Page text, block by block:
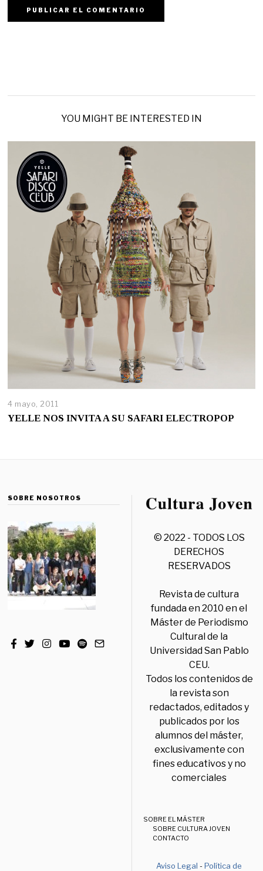
YOU MIGHT BE INTERESTED IN
4 mayo, 2011
YELLE NOS INVITA A SU SAFARI ELECTROPOP
SOBRE NOSOTROS
© 2022 - TODOS LOS
DERECHOS
RESERVADOS
Revista de cultura
fundada en 2010 en el
Máster de Periodismo
Cultural de la
Universidad San Pablo
CEU.
Todos los contenidos de
la revista son
redactados, editados y
publicados por los
alumnos del máster,
exclusivamente con
fines educativos y no
comerciales
SOBRE EL MÁSTER
SOBRE CULTURA JOVEN
CONTACTO
Aviso Legal -Política de